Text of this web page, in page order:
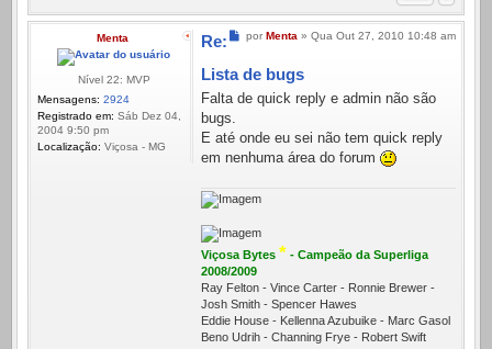
Menta
Nível 22: MVP
Mensagens: 2924
Registrado em: Sáb Dez 04,
2004 9:50 pm
Localização: Viçosa - MG
Mensagem
por Menta » Qua Out 27, 2010 10:48 am
Re:
Lista de bugs
Falta de quick reply e admin não são
bugs.
E até onde eu sei não tem quick reply
em nenhuma área do forum
Viçosa Bytes * - Campeão da Superliga
2008/2009
Ray Felton - Vince Carter - Ronnie Brewer -
Josh Smith - Spencer Hawes
Eddie House - Kellenna Azubuike - Marc Gasol
Beno Udrih - Channing Frye - Robert Swift